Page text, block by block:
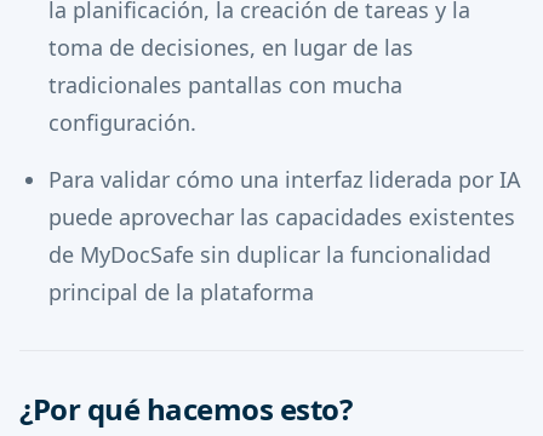
la planificación, la creación de tareas y la
toma de decisiones, en lugar de las
tradicionales pantallas con mucha
configuración.
Para validar cómo una interfaz liderada por IA
puede aprovechar las capacidades existentes
de MyDocSafe sin duplicar la funcionalidad
principal de la plataforma
¿Por qué hacemos esto?